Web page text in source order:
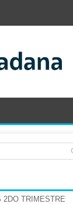
2DO TRIMESTRE